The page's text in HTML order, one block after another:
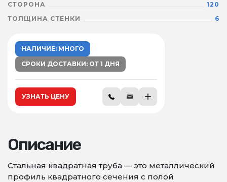
СТОРОНА
120
ТОЛЩИНА СТЕНКИ
6
НАЛИЧИЕ: МНОГО
СРОКИ ДОСТАВКИ: ОТ 1 ДНЯ
УЗНАТЬ ЦЕНУ
Описание
Стальная квадратная труба — это металлический
профиль квадратного сечения с полой